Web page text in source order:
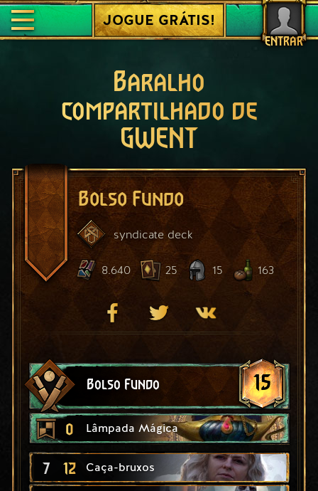
ENTRAR
JOGUE GRÁTIS!
Baralho
compartilhado de
GWENT
Bolso Fundo
syndicate deck
8.640 25 15 163
Bolso Fundo 15
0 Lâmpada Mágica
7 12 Caça-bruxos